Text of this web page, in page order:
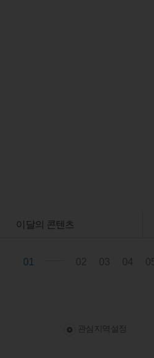
이달의 콘텐츠
01 03 04
관심지역설정